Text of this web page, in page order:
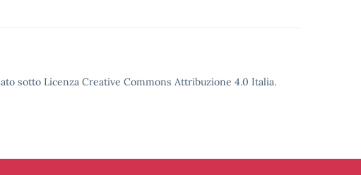
sotto Licenza Creative Commons Attribuzione 4.0 Italia.